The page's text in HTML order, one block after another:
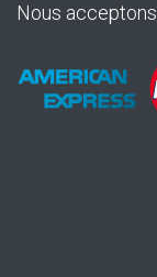
Nous acceptons